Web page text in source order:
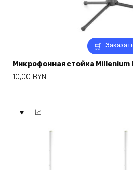
Микрофонная стойка Millenium
10,00 BYN